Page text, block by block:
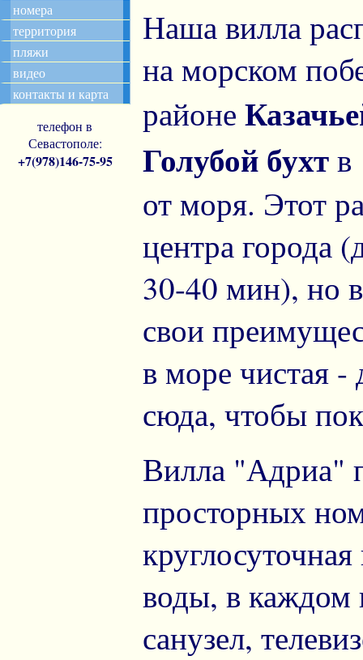
Наша вилла
на морском
районе
Голубой бухтв
от моря. Этот
центра города
30-40 мин), но
свои
в море чистая -
сюда, чтобы
Вилла "Адриа"
просторных
воды, в каждом
санузел,
номера
территория
пляжи
видео
контакты и карта
телефон в
Севастополе:
+7(978)146-75-95